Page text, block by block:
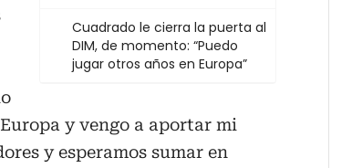
Cuadrado le cierra la puerta al
DIM, de momento: “Puedo
jugar otros años en Europa”
y vengo a aportar mi
y esperamos sumar en